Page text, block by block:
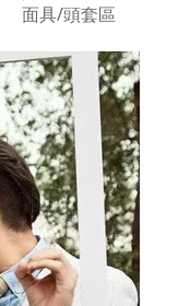
面具/頭套區